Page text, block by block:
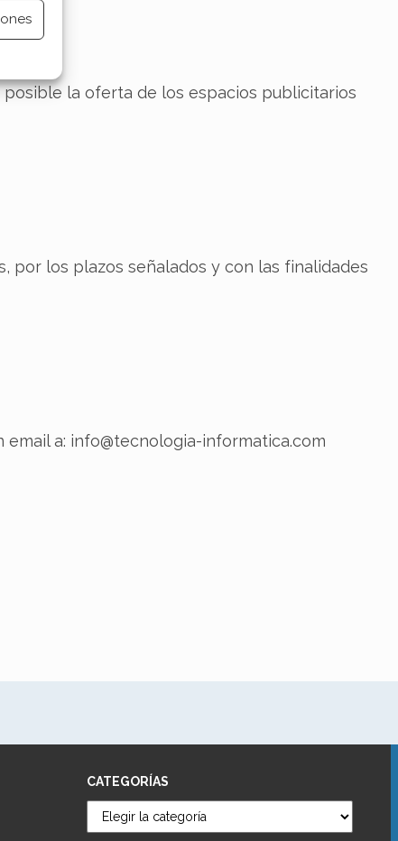
activo
la oferta de los espacios publicitarios
por los plazos señalados y con las finalidades
a: info@tecnologia-informatica.com
CATEGORÍAS